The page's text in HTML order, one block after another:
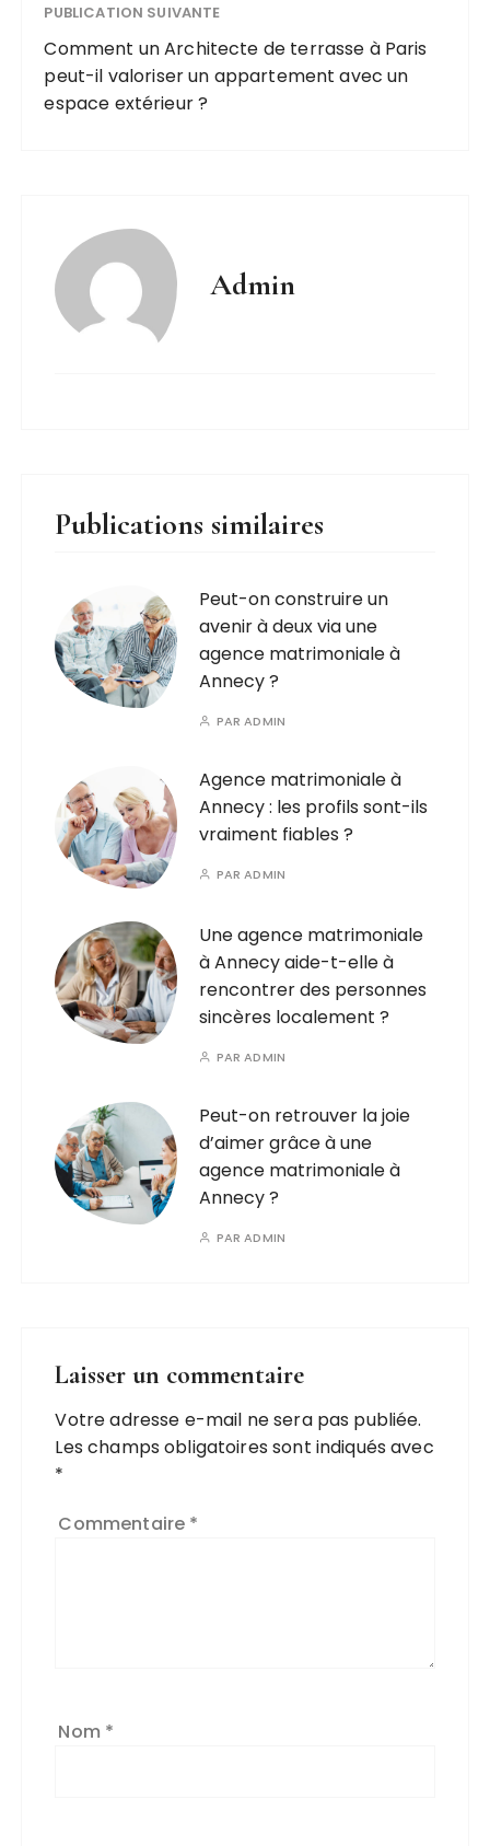
PUBLICATION SUIVANTE
Comment un Architecte de terrasse à Paris
peut-il valoriser un appartement avec un
espace extérieur ?
Admin
Publications similaires
Peut-on construire un
avenir à deux via une
agence matrimoniale à
Annecy ?
PARADMIN
Agence matrimoniale à
Annecy : les profils sont-ils
vraiment fiables ?
PARADMIN
Une agence matrimoniale
à Annecy aide-t-elle à
rencontrer des personnes
sincères localement ?
PARADMIN
Peut-on retrouver la joie
d’aimer grâce à une
agence matrimoniale à
Annecy ?
PARADMIN
Laisser un commentaire
Votre adresse e-mail ne sera pas publiée.
Les champs obligatoires sont indiqués avec
*
Commentaire *
Nom *
A
l
t
r